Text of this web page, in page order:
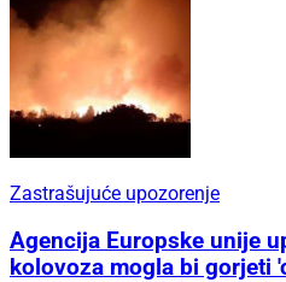
Zastrašujuće upozorenje
Agencija Europske unije
kolovoza mogla bi gorjeti